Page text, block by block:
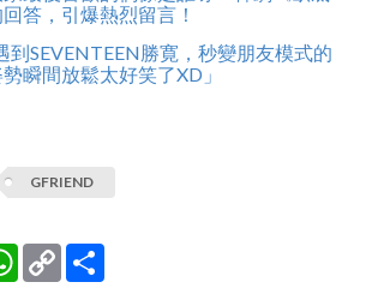
答，引爆熱烈留言！
到SEVENTEEN勝寛，秒變朋友模式的
瞬間放鬆太好笑了XD」
GFRIEND
WhatsApp
Copy
Link